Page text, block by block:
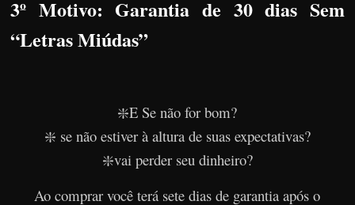
3º Motivo: Garantia de 30 dias Sem
“Letras Miúdas”
❇️E Se não for bom?
❇️ se não estiver à altura de suas expectativas?
❇️vai perder seu dinheiro?
Ao comprar você terá sete dias de garantia após o